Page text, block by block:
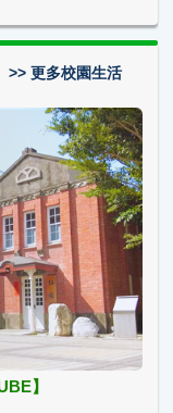
】
>> 更多校園生活